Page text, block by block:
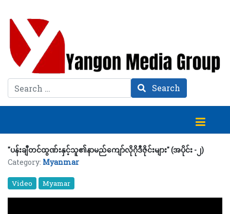
Search Search
"ပန်းချီတင်ထွဏ်းနှင့်သူ၏နာမည်ကျော်လိုဂိုဒီဇိုင်းများ" (အပိုင်း -၂)
Category: Myanmar
Video Myamar